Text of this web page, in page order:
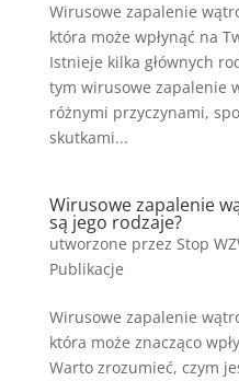
Wirusowe zapalenie
która może wpłynąć na
Istnieje kilka głównych
tym wirusowe zapalenie
różnymi przyczynami,
skutkami...
Wirusowe zapalenie
są jego rodzaje?
utworzone przez Stop
Publikacje
Wirusowe zapalenie
która może znacząco
Warto zrozumieć, czym